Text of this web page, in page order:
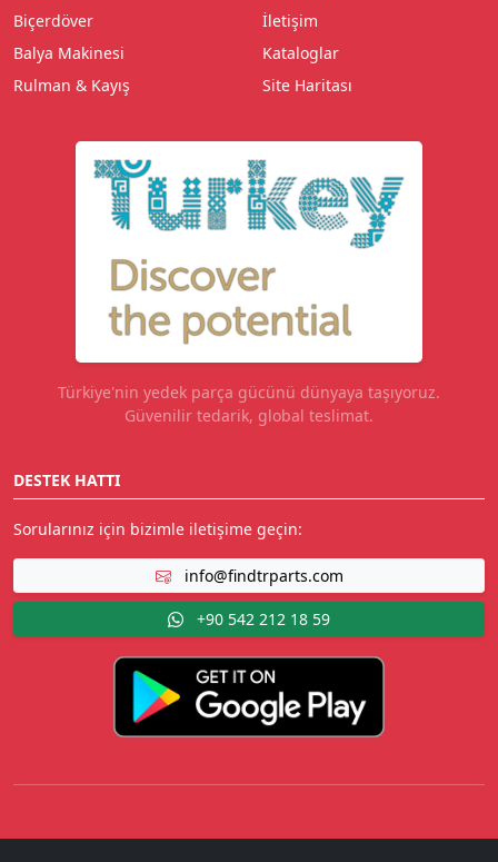
Biçerdöver
Balya Makinesi
Rulman & Kayış
İletişim
Kataloglar
Site Haritası
Türkiye'nin yedek parça gücünü dünyaya taşıyoruz.
Güvenilir tedarik, global teslimat.
DESTEK HATTI
Sorularınız için bizimle iletişime geçin:
info@findtrparts.com
+90 542 212 18 59